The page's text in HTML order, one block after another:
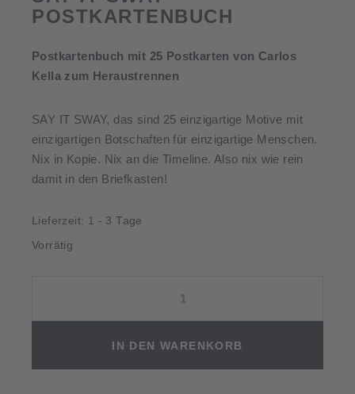
POSTKARTENBUCH
Postkartenbuch mit 25 Postkarten von Carlos
Kella zum Heraustrennen
SAY IT SWAY, das sind 25 einzigartige Motive mit
einzigartigen Botschaften für einzigartige Menschen.
Nix in Kopie. Nix an die Timeline. Also nix wie rein
damit in den Briefkasten!
Lieferzeit: 1 - 3 Tage
Vorrätig
SWAY
IN DEN WARENKORB